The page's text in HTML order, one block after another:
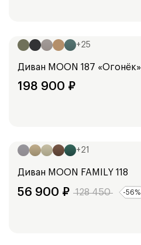
+25
Диван MOON 187 «Огонёк»
198 900 ₽
+21
Диван MOON FAMILY 118
56 900 ₽ 128 450 -56%